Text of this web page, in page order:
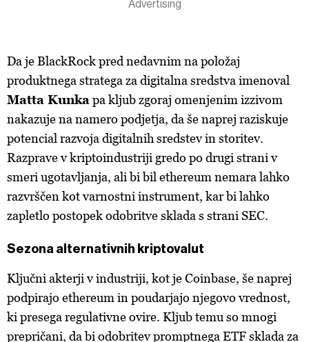
Da je BlackRock pred nedavnim na položaj
produktnega stratega za digitalna sredstva imenoval
Matta Kunka pa kljub zgoraj omenjenim izzivom
nakazuje na namero podjetja, da še naprej raziskuje
potencial razvoja digitalnih sredstev in storitev.
Razprave v kriptoindustriji gredo po drugi strani v
smeri ugotavljanja, ali bi bil ethereum nemara lahko
razvrščen kot varnostni instrument, kar bi lahko
zapletlo postopek odobritve sklada s strani SEC.
Sezona alternativnih kriptovalut
Ključni akterji v industriji, kot je Coinbase, še naprej
podpirajo ethereum in poudarjajo njegovo vrednost,
ki presega regulativne ovire. Kljub temu so mnogi
prepričani, da bi odobritev promptnega ETF sklada za